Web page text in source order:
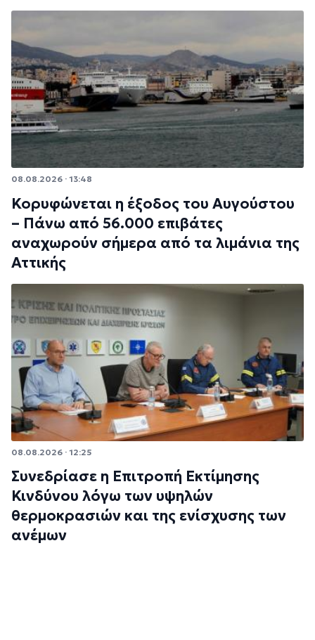
08.08.2026 · 13:48
Κορυφώνεται η έξοδος του Αυγούστου
– Πάνω από 56.000 επιβάτες
αναχωρούν σήμερα από τα λιμάνια της
Αττικής
08.08.2026 · 12:25
Συνεδρίασε η Επιτροπή Εκτίμησης
Κινδύνου λόγω των υψηλών
θερμοκρασιών και της ενίσχυσης των
ανέμων